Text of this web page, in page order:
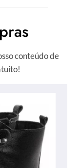
conteúdo de